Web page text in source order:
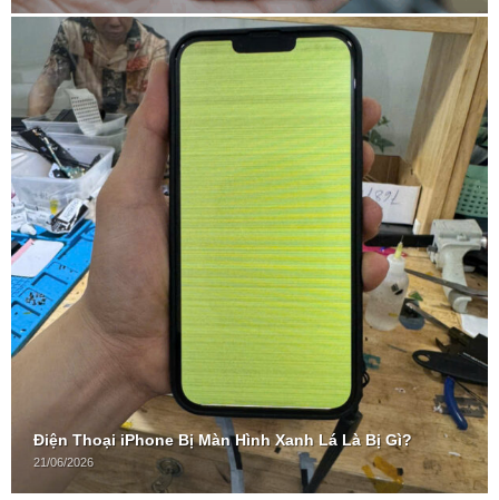
Điện Thoại iPhone Bị Màn Hình Xanh Lá Là Bị Gì?
21/06/2026